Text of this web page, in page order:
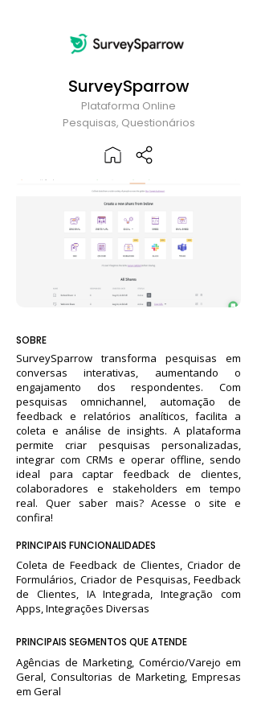
SurveySparrow
Plataforma Online
Pesquisas, Questionários
SOBRE
SurveySparrow transforma pesquisas em
conversas interativas, aumentando o
engajamento dos respondentes. Com
pesquisas omnichannel, automação de
feedback e relatórios analíticos, facilita a
coleta e análise de insights. A plataforma
permite criar pesquisas personalizadas,
integrar com CRMs e operar offline, sendo
ideal para captar feedback de clientes,
colaboradores e stakeholders em tempo
real. Quer saber mais? Acesse o site e
confira!
PRINCIPAIS FUNCIONALIDADES
Coleta de Feedback de Clientes, Criador de
Formulários, Criador de Pesquisas, Feedback
de Clientes, IA Integrada, Integração com
Apps, Integrações Diversas
PRINCIPAIS SEGMENTOS QUE ATENDE
Agências de Marketing, Comércio/Varejo em
Geral, Consultorias de Marketing, Empresas
em Geral